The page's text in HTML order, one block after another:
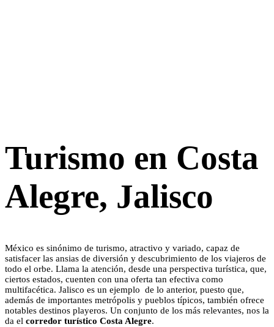
Turismo en Costa
Alegre, Jalisco
México es sinónimo de turismo, atractivo y variado, capaz de
satisfacer las ansias de diversión y descubrimiento de los viajeros de
todo el orbe. Llama la atención, desde una perspectiva turística, que,
ciertos estados, cuenten con una oferta tan efectiva como
multifacética. Jalisco es un ejemplo de lo anterior, puesto que,
además de importantes metrópolis y pueblos típicos, también ofrece
notables destinos playeros. Un conjunto de los más relevantes, nos la
da el corredor turístico Costa Alegre.